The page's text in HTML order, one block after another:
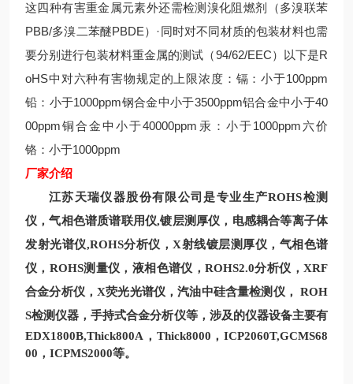
这四种有害重金属元素外还需检测溴化阻燃剂（多溴联苯
PBB/多溴二苯醚PBDE）·同时对不同材质的包装材料也需
要分别进行包装材料重金属的测试（94/62/EEC）以下是R
oHS中对六种有害物规定的上限浓度：镉：小于100ppm
铅：小于1000ppm钢合金中小于3500ppm铝合金中小于40
00ppm铜合金中小于40000ppm汞：小于1000ppm六价
铬：小于1000ppm
厂家介绍
江苏天瑞仪器股份有限公司是专业生产ROHS检测
仪 ，气相色谱质谱联用仪,镀层测厚仪 ， 电感耦合等离子体
发射光谱仪,ROHS分析仪 ， X射线镀层测厚仪，气相色谱
仪， ROHS测量仪，液相色谱仪，ROHS2.0分析仪，XRF
合金分析仪 ，X荧光光谱仪，汽油中硅含量检测仪，
ROH
S检测仪器，手持式合金分析仪等，涉及的仪器设备主要有
EDX1800B,Thick800A ， Thick8000，ICP2060T,GCMS68
00，ICPMS2000等。